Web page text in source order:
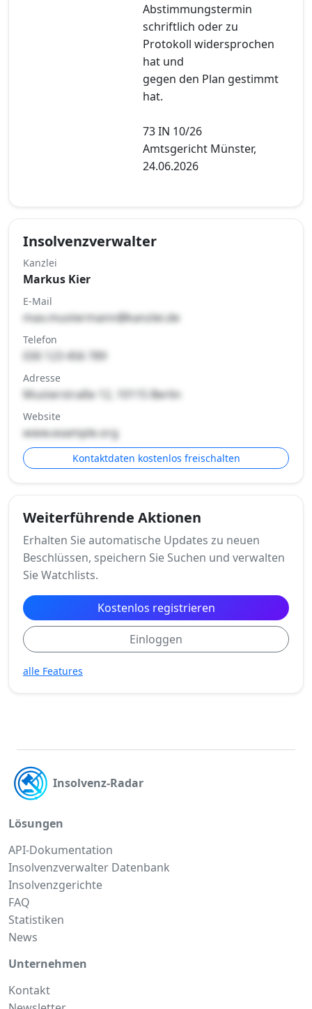
Abstimmungstermin
schriftlich oder zu
Protokoll widersprochen
hat und
gegen den Plan gestimmt
hat.
73 IN 10/26
Amtsgericht Münster,
24.06.2026
Insolvenzverwalter
Kanzlei
Markus Kier
E-Mail
max.mustermann@kanzlei.de
Telefon
030 123 456 789
Adresse
Musterstraße 12, 10115 Berlin
Website
www.example.org
Kontaktdaten kostenlos freischalten
Weiterführende Aktionen
Erhalten Sie automatische Updates zu neuen
Beschlüssen, speichern Sie Suchen und verwalten
Sie Watchlists.
Kostenlos registrieren
Einloggen
alle Features
Insolvenz-Radar
Lösungen
API-Dokumentation
Insolvenzverwalter Datenbank
Insolvenzgerichte
FAQ
Statistiken
News
Unternehmen
Kontakt